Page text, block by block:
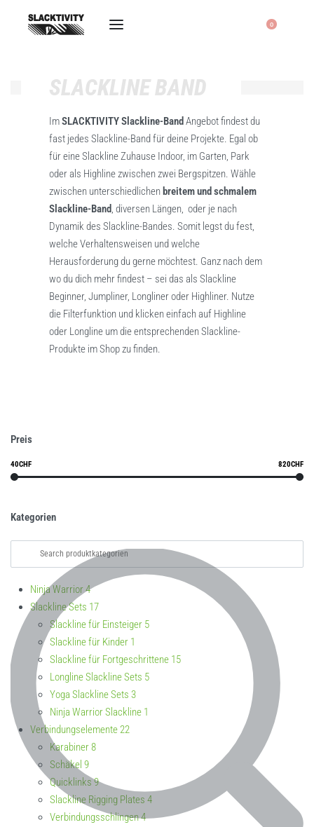
0
SLACKLINE BAND
ImSLACKTIVITY Slackline-Band Angebot findest du
fast jedes Slackline-Band für deine Projekte. Egal ob
für eine Slackline Zuhause Indoor, im Garten, Park
oder als Highline zwischen zwei Bergspitzen. Wähle
zwischen unterschiedlichen breitem und schmalem
Slackline-Band, diversen Längen, oder je nach
Dynamik des Slackline-Bandes. Somit legst du fest,
welche Verhaltensweisen und welche
Herausforderung du gerne möchtest. Ganz nach dem
wo du dich mehr findest – sei das als Slackline
Beginner, Jumpliner, Longliner oder Highliner. Nutze
die Filterfunktion und klicken einfach auf Highline
oder Longline um die entsprechenden Slackline-
Produkte im Shop zu finden.
Preis
40CHF 820CHF
Kategorien
Ninja Warrior 4
Slackline Sets 17
Slackline für Einsteiger 5
Slackline für Kinder 1
Slackline für Fortgeschrittene 15
Longline Slackline Sets 5
Yoga Slackline Sets 3
Ninja Warrior Slackline 1
Verbindungselemente22
Karabiner8
Schäkel 9
Quicklinks9
Slackline Rigging Plates 4
Verbindungsschlingen4